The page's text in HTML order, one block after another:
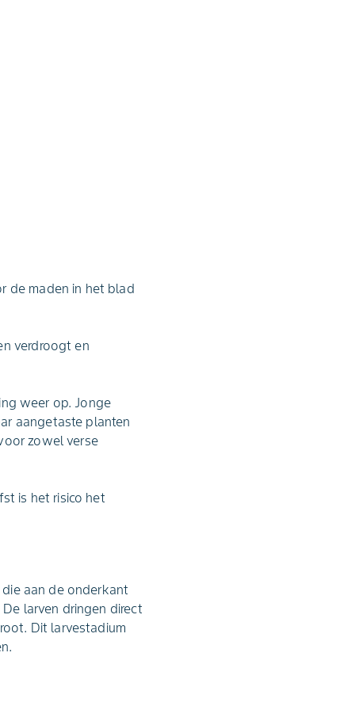
de maden in het blad
verdroogt en
weer op. Jonge
aangetaste planten
zowel verse
is het risico het
aan de onderkant
larven dringen direct
Dit larvestadium